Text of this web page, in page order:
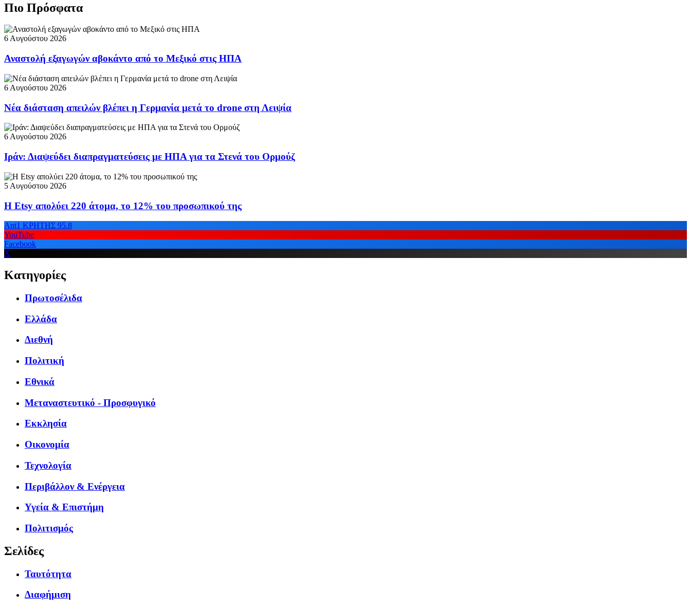
Πιο Πρόσφατα
6 Αυγούστου 2026
Αναστολή εξαγωγών αβοκάντο από το Μεξικό στις ΗΠΑ
6 Αυγούστου 2026
Νέα διάσταση απειλών βλέπει η Γερμανία μετά το drone στη Λειψία
6 Αυγούστου 2026
Ιράν: Διαψεύδει διαπραγματεύσεις με ΗΠΑ για τα Στενά του Ορμούζ
5 Αυγούστου 2026
Η Etsy απολύει 220 άτομα, το 12% του προσωπικού της
Ant1 ΚΡΗΤΗΣ 95.8
YouTube
Facebook
X
Κατηγορίες
Πρωτοσέλιδα
Ελλάδα
Διεθνή
Πολιτική
Εθνικά
Μεταναστευτικό - Προσφυγικό
Εκκλησία
Οικονομία
Τεχνολογία
Περιβάλλον & Ενέργεια
Υγεία & Επιστήμη
Πολιτισμός
Σελίδες
Ταυτότητα
Διαφήμιση